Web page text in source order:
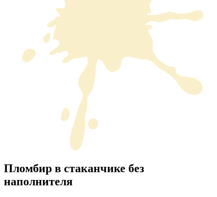
Пломбир в стаканчике без
наполнителя